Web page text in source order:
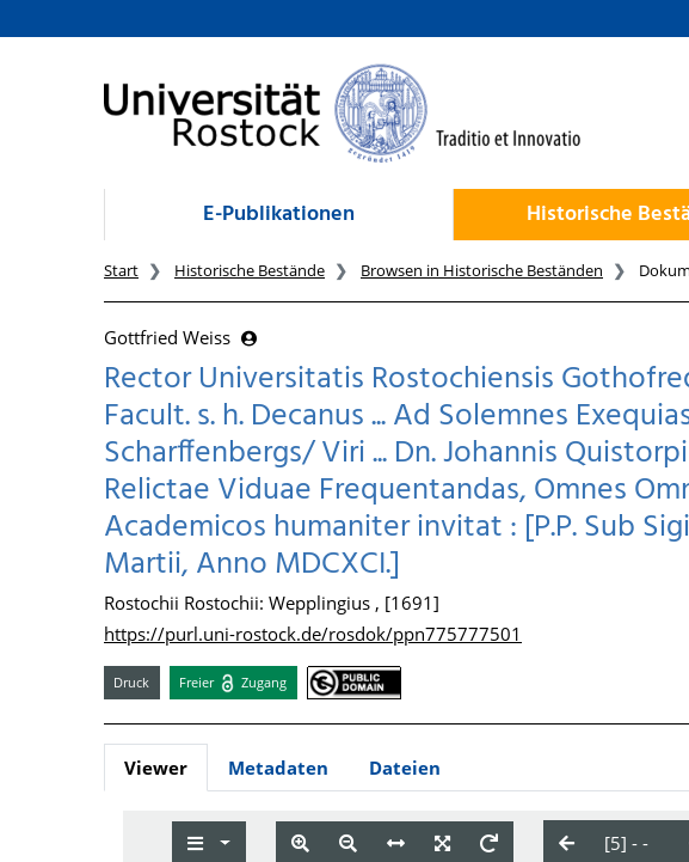
zum Inhalt
E-Publikationen Historische
Start Historische Bestände Browsen in Historische Beständen
Gottfried Weiss
Rector Universitatis Rostochiensis
Facult. s. h. Decanus ... Ad Solemnes
Scharffenbergs/ Viri ... Dn. Johannis
Relictae Viduae Frequentandas, Omnes
Academicos humaniter invitat : [P.P. Sub
Martii, Anno MDCXCI.]
Rostochii Rostochii: Wepplingius , [1691]
https://purl.uni-rostock.de/rosdok/ppn775777501
Druck Freier Zugang
Viewer Metadaten Dateien